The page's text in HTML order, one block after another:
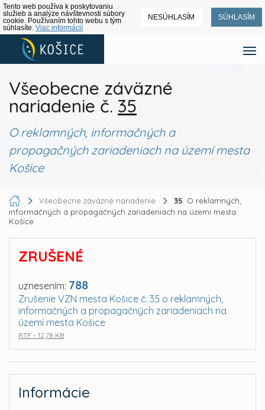
Tento web používa k poskytovaniu
služieb a analýze návštevnosti súbory
cookie. Používaním tohto webu s tým
súhlasíte. Viac informácií
NESÚHLASÍM SÚHLASÍM
Všeobecne záväzné
nariadenie č. 35
O reklamných, informačných a
propagačných zariadeniach na území mesta
Košice
Všeobecne záväzné nariadenie 35: O reklamných,
informačných a propagačných zariadeniach na území mesta
Košice
ZRUŠENÉ
uznesením: 788
Zrušenie VZN mesta Košice č. 35 o reklamných,
informačných a propagačných zariadeniach na
území mesta Košice
RTF - 12,78 KB
Informácie